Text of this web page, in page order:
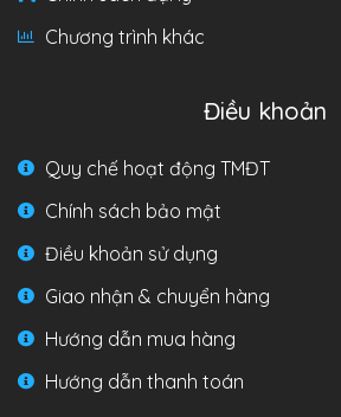
Chương trình khác
Điều khoản
Quy chế hoạt động TMĐT
Chính sách bảo mật
Điều khoản sử dụng
Giao nhận & chuyển hàng
Hướng dẫn mua hàng
Hướng dẫn thanh toán